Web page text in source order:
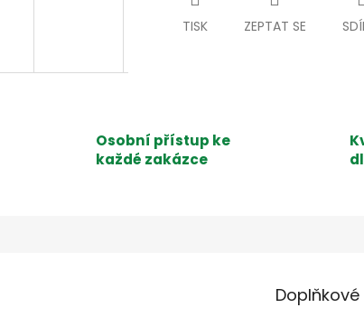
TISK ZEPTAT SE
Osobní přístup ke
každé zakázce